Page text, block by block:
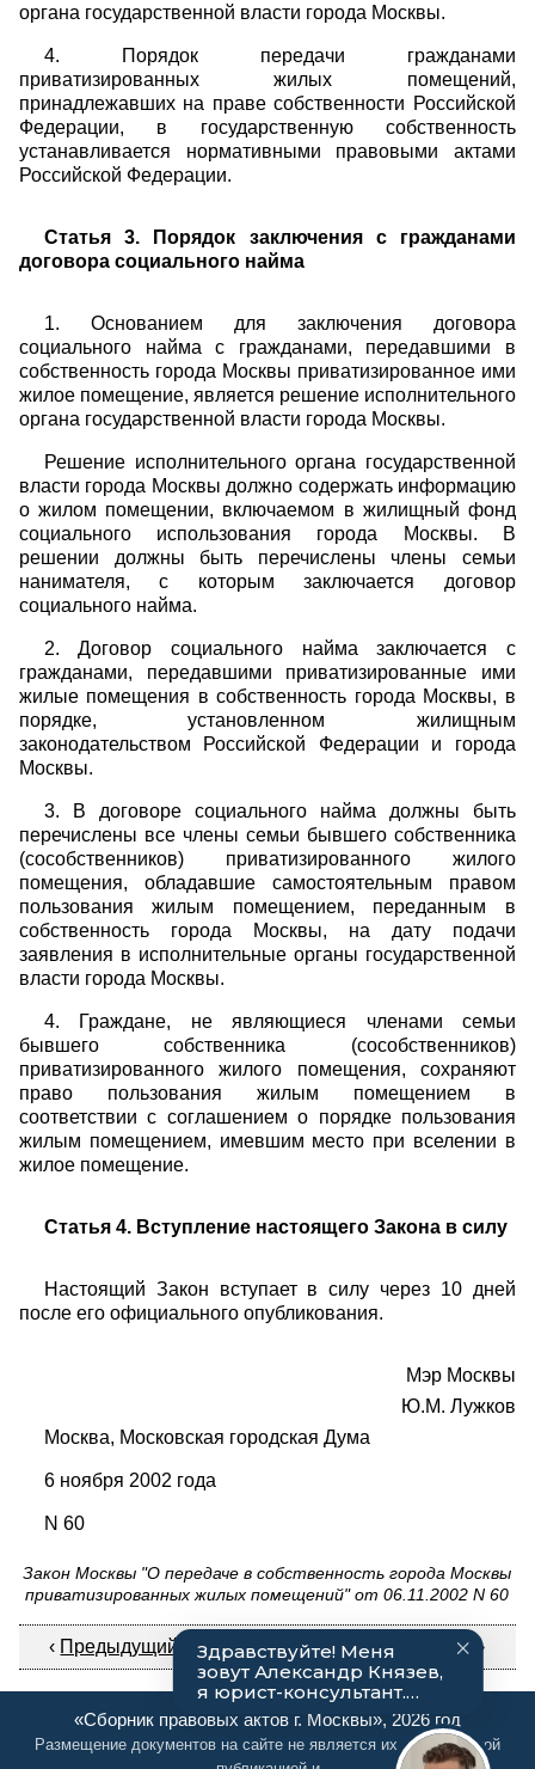
органа государственной власти города Москвы.
4. Порядок передачи гражданами
приватизированных жилых помещений,
принадлежавших на праве собственности Российской
Федерации, в государственную собственность
устанавливается нормативными правовыми актами
Российской Федерации.
Статья 3. Порядок заключения с гражданами
договора социального найма
1. Основанием для заключения договора
социального найма с гражданами, передавшими в
собственность города Москвы приватизированное ими
жилое помещение, является решение исполнительного
органа государственной власти города Москвы.
Решение исполнительного органа государственной
власти города Москвы должно содержать информацию
о жилом помещении, включаемом в жилищный фонд
социального использования города Москвы. В
решении должны быть перечислены члены семьи
нанимателя, с которым заключается договор
социального найма.
2. Договор социального найма заключается с
гражданами, передавшими приватизированные ими
жилые помещения в собственность города Москвы, в
порядке, установленном жилищным
законодательством Российской Федерации и города
Москвы.
3. В договоре социального найма должны быть
перечислены все члены семьи бывшего собственника
(сособственников) приватизированного жилого
помещения, обладавшие самостоятельным правом
пользования жилым помещением, переданным в
собственность города Москвы, на дату подачи
заявления в исполнительные органы государственной
власти города Москвы.
4. Граждане, не являющиеся членами семьи
бывшего собственника (сособственников)
приватизированного жилого помещения, сохраняют
право пользования жилым помещением в
соответствии с соглашением о порядке пользования
жилым помещением, имевшим место при вселении в
жилое помещение.
Статья 4. Вступление настоящего Закона в силу
Настоящий Закон вступает в силу через 10 дней
после его официального опубликования.
Мэр Москвы
Ю.М. Лужков
Москва, Московская городская Дума
6 ноября 2002 года
N 60
Закон Москвы "О передаче в собственность города Москвы
приватизированных жилых помещений" от 06.11.2002 N 60
‹ Предыдущий документ|Следующий документ ›
«Сборник правовых актов г. Москвы», 2026 год
Размещение документов на сайте не является их официальной